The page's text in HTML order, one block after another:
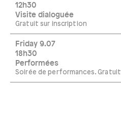
12h30
Visite dialoguée
Gratuit sur inscription
Friday 9.07
18h30
Performées
Soirée de performances. Gratuit